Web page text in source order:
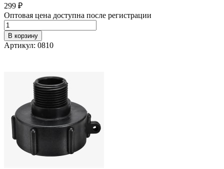
299 ₽
Оптовая цена доступна после регистрации
В корзину
Артикул: 0810